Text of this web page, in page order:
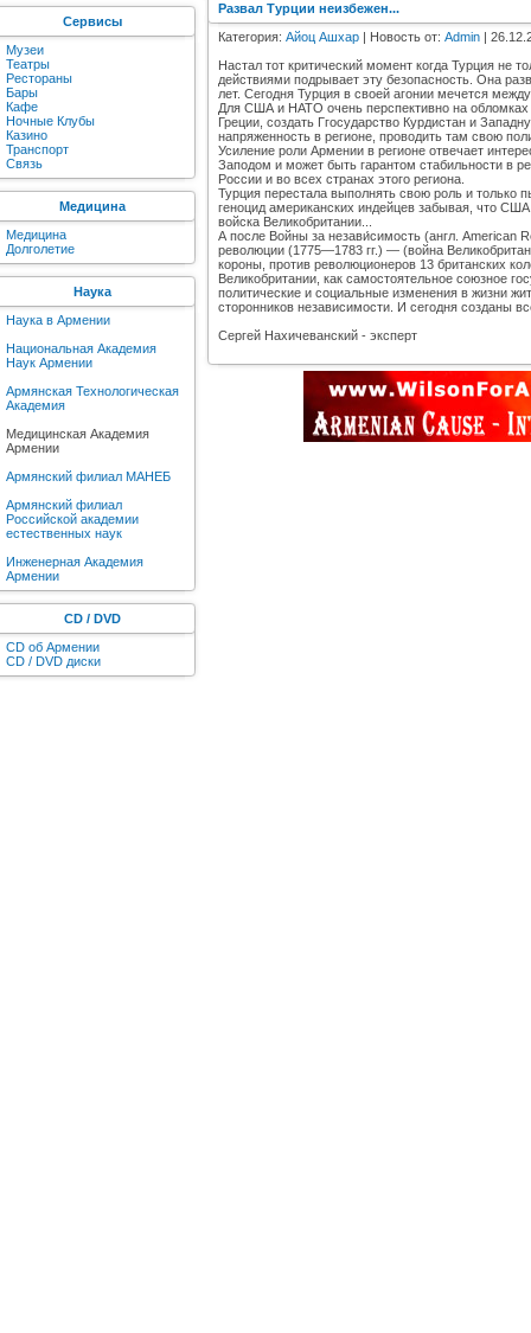
Сервисы
Музеи
Театры
Рестораны
Бары
Кафе
Ночные Клубы
Казино
Транспорт
Связь
Медицина
Медицина
Долголетие
Наука
Наука в Армении
Национальная Академия
Наук Армении
Армянская Технологическая
Академия
Медицинская Академия
Армении
Армянский филиал МАНЕБ
Армянский филиал
Российской академии
естественных наук
Инженерная Академия
Армении
CD / DVD
CD об Армении
CD / DVD диски
Развал Турции неизбежен...
Категория: Айоц Ашхар | Новость от: Admin |
Настал тот критический момент когда Турция не
действиями подрывает эту безопасность. Она
лет. Сегодня Турция в своей агонии мечется
Для США и НАТО очень перспективно на обломках
Греции, создать Ггосударство Курдистан и
напряженность в регионе, проводить там свою
Усиление роли Армении в регионе отвечает
Заподом и может быть гарантом стабильности в
России и во всех странах этого региона.
Турция перестала выполнять свою роль и только
геноцид американских индейцев забывая, что
войска Великобритании...
А после Войны за незави́симость (англ. American
революции (1775—1783 гг.) — (война
короны, против революционеров 13 британских
Великобритании, как самостоятельное союзное
политические и социальные изменения в жизни
сторонников независимости. И сегодня созданы
Сергей Нахичеванский - эксперт